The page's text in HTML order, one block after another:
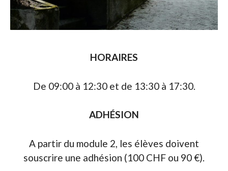
HORAIRES
De 09:00 à 12:30 et de 13:30 à 17:30.
ADHÉSION
A partir du module 2, les élèves doivent
souscrire une adhésion (100 CHF ou 90 €).